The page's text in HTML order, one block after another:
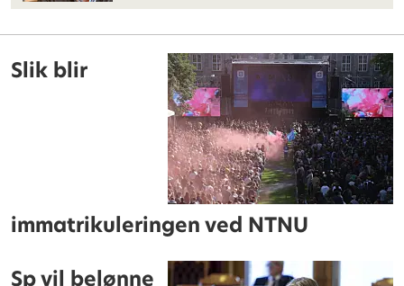
Slik blir
immatrikuleringen ved NTNU
Sp vil belønne